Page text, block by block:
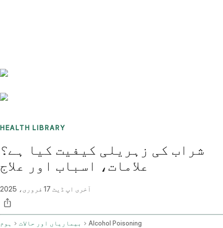
HEALTH LIBRARY
شراب کی زہریلی کیفیت کیا ہے؟
علامات، اسباب اور علاج
آخری اپ ڈیٹ 17 فروری، 2025
ہوم بیماریاں اور حالات Alcohol Poisoning